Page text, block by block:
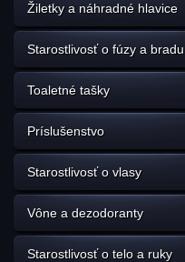
Žiletky a náhradné hlavice
Starostlivosť o fúzy a bradu
Toaletné tašky
Príslušenstvo
Starostlivosť o vlasy
Vône a dezodoranty
Starostlivosť o telo a ruky